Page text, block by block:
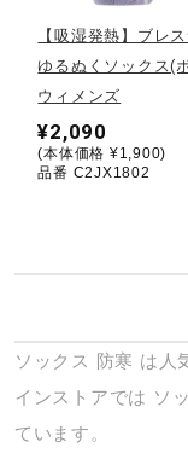
【吸湿発熱】ブレ
ゆるぬくソックス(
ウィメンズ
¥2,090
(本体価格 ¥1,900)
品番 C2JX1802
ソックス 防寒 は人
インストアでは ソ
ています。